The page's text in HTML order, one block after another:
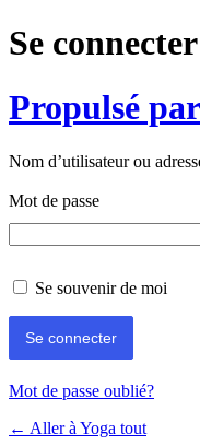
Se connecter
Propulsé
Nom d’utilisateur ou
Mot de passe
Se souvenir de moi
Mot de passe oublié?
← Aller à Yoga tout